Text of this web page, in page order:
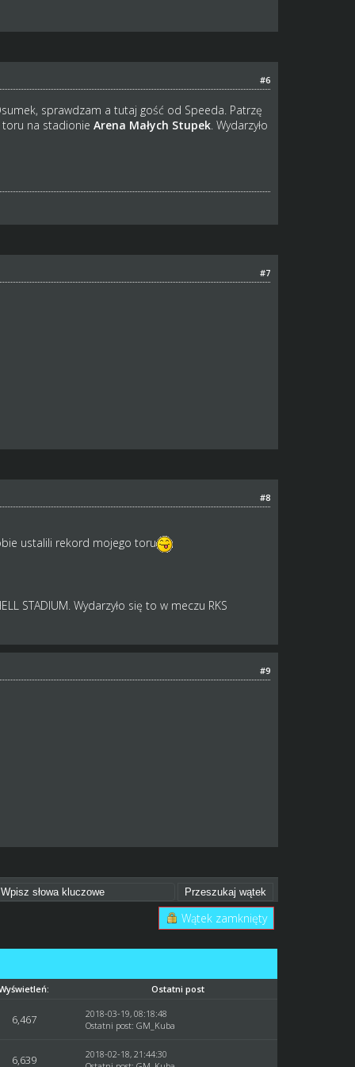
#6
sprawdzam a tutaj gość od Speeda. Patrzę
toru na stadionie Arena Małych Stupek. Wydarzyło
#7
#8
ustalili rekord mojego toru
STADIUM. Wydarzyło się to w meczu RKS
#9
Wątek zamknięty
Ostatni post
6,467
2018-03-19, 08:18:48
Ostatni post:GM_Kuba
6,639
2018-02-18, 21:44:30